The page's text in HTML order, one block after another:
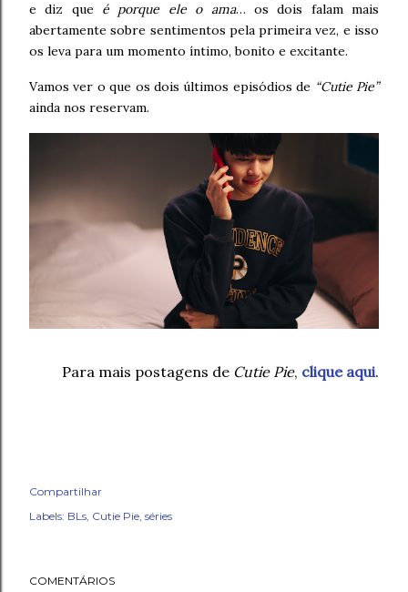
e diz que é porque ele o ama… os dois falam mais
abertamente sobre sentimentos pela primeira vez, e isso
os leva para um momento íntimo, bonito e excitante.
Vamos ver o que os dois últimos episódios de “Cutie Pie”
ainda nos reservam.
Para mais postagens de Cutie Pie, clique aqui.
Compartilhar
Labels: BLs Cutie Pie séries
COMENTÁRIOS